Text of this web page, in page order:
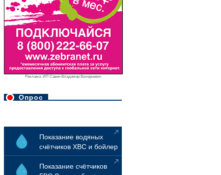
Реклама. ИП Савин Владимир Валерьевич
Опрос
Показание водяных
счётчиков ХВС и бойлер
Показание счётчиков